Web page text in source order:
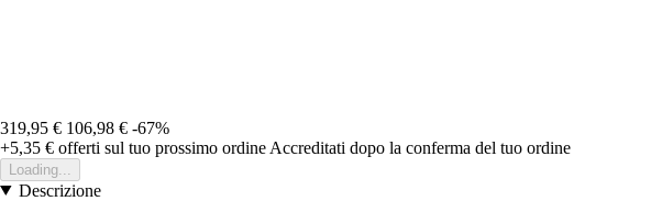
319,95 € 106,98 € -67%
+5,35 € offerti sul tuo prossimo ordine Accreditati dopo la conferma del tuo ordine
Loading...
Descrizione